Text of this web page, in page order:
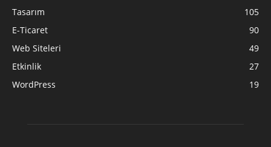
Tasarım
105
E-Ticaret
90
Web Siteleri
49
Etkinlik
27
WordPress
19